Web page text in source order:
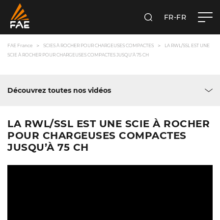
RECHERCHER
FR-FR
FAE France SCIES À ROCHER POUR CHARGEUSES COMPACTES
LA RWL/SSL EST UNE
SCIE À ROCHER POUR CHARGEUSES COMPACTES JUSQU’À 75 CH
Découvrez toutes nos vidéos
LA RWL/SSL EST UNE SCIE À ROCHER
POUR CHARGEUSES COMPACTES
JUSQU’À 75 CH